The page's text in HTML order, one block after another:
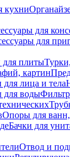
кухни
для
для
плиты
картин
лица и тела
для воды
Опоры для
Бачки для
Отвод и